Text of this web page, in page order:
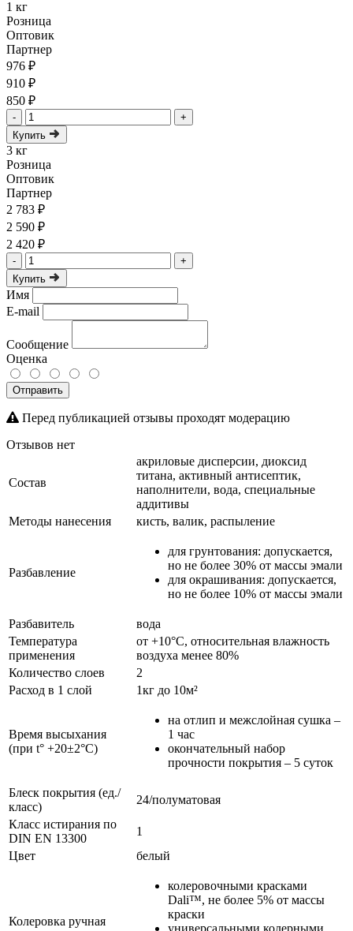
1 кг
Розница
Оптовик
Партнер
976 ₽
910 ₽
850 ₽
-
+
Купить
3 кг
Розница
Оптовик
Партнер
2 783 ₽
2 590 ₽
2 420 ₽
-
+
Купить
Имя
E-mail
Сообщение
Оценка
Отправить
Перед публикацией отзывы проходят модерацию
Отзывов нет
Состав
акриловые дисперсии, диоксид
титана, активный антисептик,
наполнители, вода, специальные
аддитивы
Методы нанесения
кисть, валик, распыление
Разбавление
для грунтования: допускается,
но не более 30% от массы эмали
для окрашивания: допускается,
но не более 10% от массы эмали
Разбавитель
вода
Температура
применения
от +10°С, относительная влажность
воздуха менее 80%
Количество слоев
2
Расход в 1 слой
1кг до 10м²
Время высыхания
(при t° +20±2°C)
на отлип и межслойная сушка –
1 час
окончательный набор
прочности покрытия – 5 суток
Блеск покрытия (ед./
класс)
24/полуматовая
Класс истирания по
DIN EN 13300
1
Цвет
белый
Колеровка ручная
колеровочными красками
Dali™, не более 5% от массы
краски
универсальными колерными